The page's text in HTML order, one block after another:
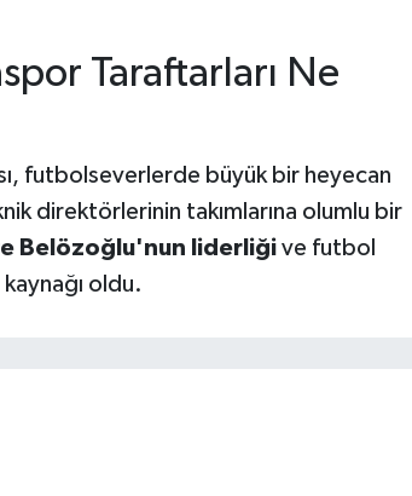
Taraftarları Ne
futbolseverlerde büyük bir heyecan
direktörlerinin takımlarına olumlu bir
Belözoğlu'nun liderliğive futbol
oldu.